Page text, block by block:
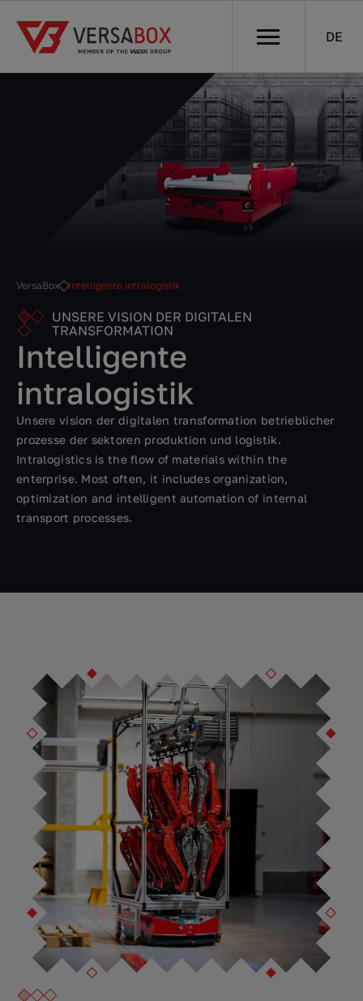
DE
VersaBox Intelligente intralogistik
UNSERE VISION DER DIGITALEN
TRANSFORMATION
Intelligente
intralogistik
Unsere vision der digitalen transformation betrieblicher
prozesse der sektoren produktion und logistik.
Intralogistics is the flow of materials within the
enterprise. Most often, it includes organization,
optimization and intelligent automation of internal
transport processes.